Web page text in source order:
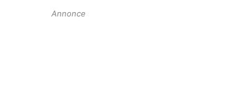
Annonce